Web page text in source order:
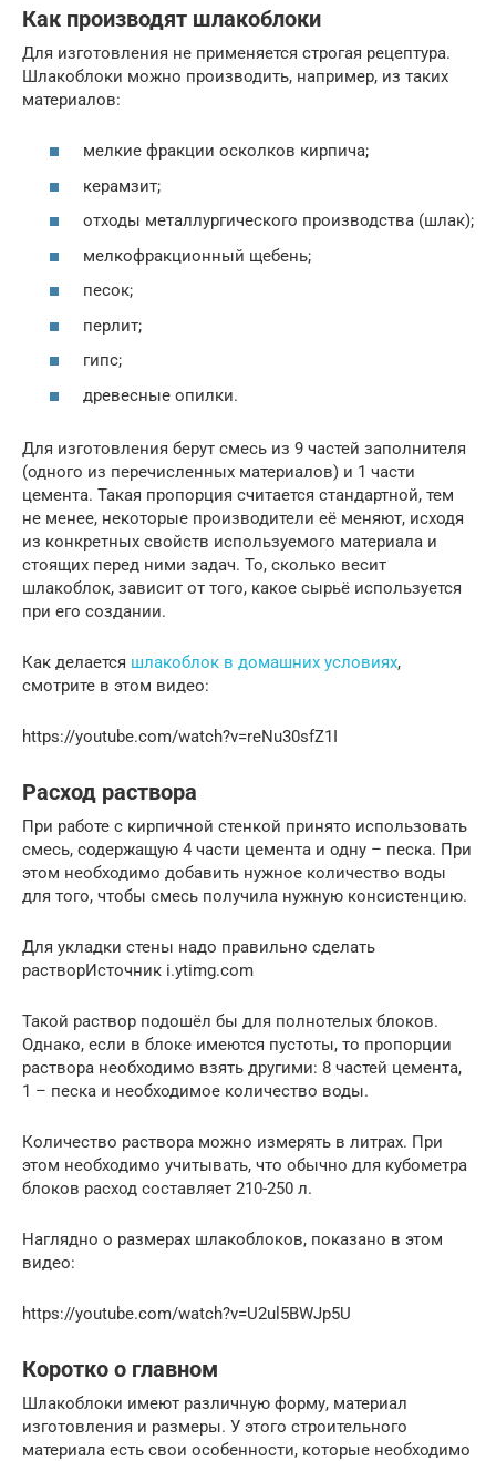
Как производят шлакоблоки
Для изготовления не применяется строгая рецептура.
Шлакоблоки можно производить, например, из таких
материалов:
мелкие фракции осколков кирпича;
керамзит;
отходы металлургического производства (шлак);
мелкофракционный щебень;
песок;
перлит;
гипс;
древесные опилки.
Для изготовления берут смесь из 9 частей заполнителя
(одного из перечисленных материалов) и 1 части
цемента. Такая пропорция считается стандартной, тем
не менее, некоторые производители её меняют, исходя
из конкретных свойств используемого материала и
стоящих перед ними задач. То, сколько весит
шлакоблок, зависит от того, какое сырьё используется
при его создании.
Как делается шлакоблок в домашних условиях,
смотрите в этом видео:
https://youtube.com/watch?v=reNu30sfZ1I
Расход раствора
При работе с кирпичной стенкой принято использовать
смесь, содержащую 4 части цемента и одну – песка. При
этом необходимо добавить нужное количество воды
для того, чтобы смесь получила нужную консистенцию.
Для укладки стены надо правильно сделать
растворИсточник i.ytimg.com
Такой раствор подошёл бы для полнотелых блоков.
Однако, если в блоке имеются пустоты, то пропорции
раствора необходимо взять другими: 8 частей цемента,
1 – песка и необходимое количество воды.
Количество раствора можно измерять в литрах. При
этом необходимо учитывать, что обычно для кубометра
блоков расход составляет 210-250 л.
Наглядно о размерах шлакоблоков, показано в этом
видео:
https://youtube.com/watch?v=U2ul5BWJp5U
Коротко о главном
Шлакоблоки имеют различную форму, материал
изготовления и размеры. У этого строительного
материала есть свои особенности, которые необходимо